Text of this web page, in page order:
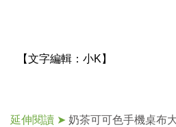
【文字編輯： 小K】
延伸閱讀 ➤ 奶茶可可色手機桌布